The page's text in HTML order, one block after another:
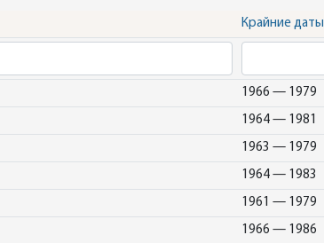
Крайние даты
1966 — 1979
1964 — 1981
1963 — 1979
1964 — 1983
1961 — 1979
1966 — 1986